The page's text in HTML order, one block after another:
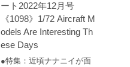
ート2022年12月号
《1098》1/72 Aircraft M
odels Are Interesting Th
ese Days
●特集：近頃ナナニイが面